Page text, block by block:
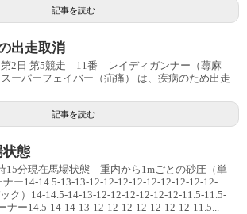
記事を読む
出走取消
2日 第5競走 11番 レイディガンナー（蕁麻
パーフェイバー（疝痛） は、疾病のため出走
記事を読む
状態
15分現在馬場状態 重内から1mごとの砂圧（単
ー14-14.5-13-13-12-12-12-12-12-12-12-12-12-
ク）14-14.5-14-13-12-12-12-12-12-12-11.5-11.5-
ナー14.5-14-14-13-12-12-12-12-12-12-12-11.5...